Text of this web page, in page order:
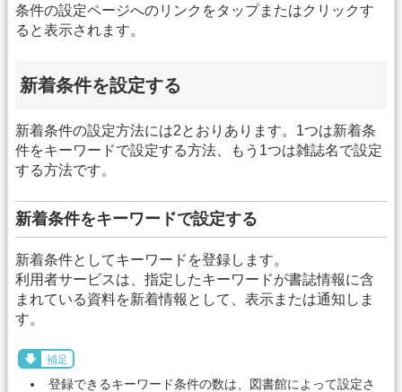
条件の設定ページへのリンクをタップまたはクリックす
ると表示されます。
新着条件を設定する
新着条件の設定方法には2とおりあります。1つは新着条
件をキーワードで設定する方法、もう1つは雑誌名で設定
する方法です。
新着条件をキーワードで設定する
新着条件としてキーワードを登録します。
利用者サービスは、指定したキーワードが書誌情報に含
まれている資料を新着情報として、表示または通知しま
す。
補足
登録できるキーワード条件の数は、図書館によって設定さ